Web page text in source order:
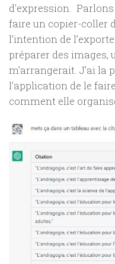
d’expression.
faire un copier-coller
l’intention de
préparer des images,
m’arrangerait. J’ai la
l’application de le
comment elle